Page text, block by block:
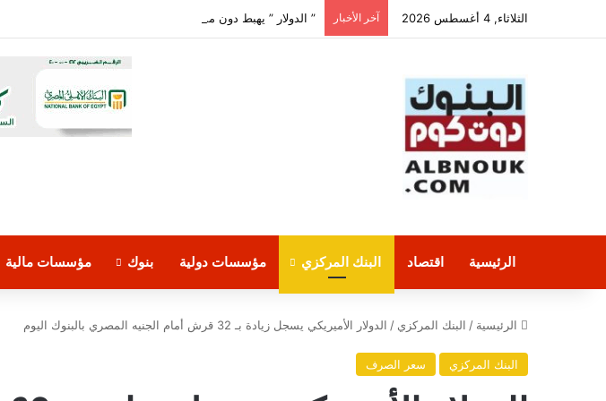
الثلاثاء, 4 أغسطس 2026 آخر الأخبار ” الدولار ” يهبط دون مستوى 50 جنيها في عدد من البنوك
الرئيسية اقتصاد البنك المركزي مؤسسات دولية بنوك مؤسسات مالية
الرئيسية / البنك المركزي / الدولار الأميريكي يسجل زيادة بـ 32 قرش أمام الجنيه المصري بالبنوك اليوم
البنك المركزي سعر الصرف